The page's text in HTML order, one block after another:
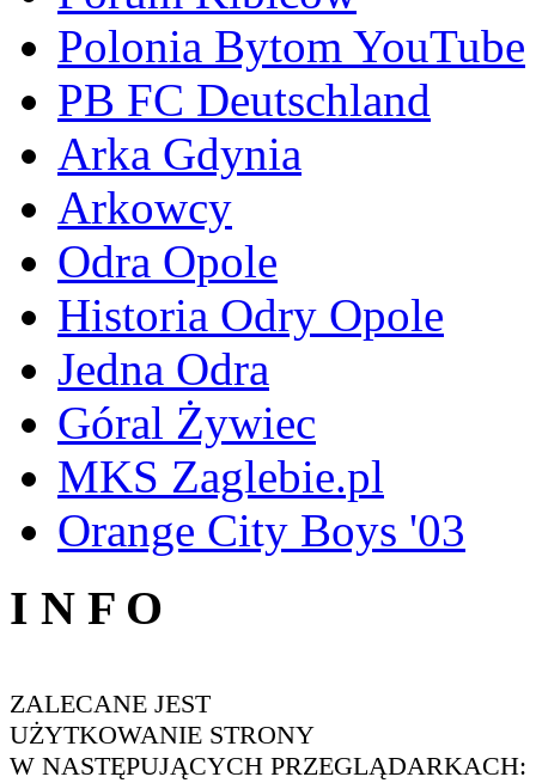
Polonia Bytom YouTube
PB FC Deutschland
Arka Gdynia
Arkowcy
Odra Opole
Historia Odry Opole
Jedna Odra
Góral Żywiec
MKS Zaglebie.pl
Orange City Boys '03
I N F O
ZALECANE JEST
UŻYTKOWANIE STRONY
W NASTĘPUJĄCYCH PRZEGLĄDARKACH: